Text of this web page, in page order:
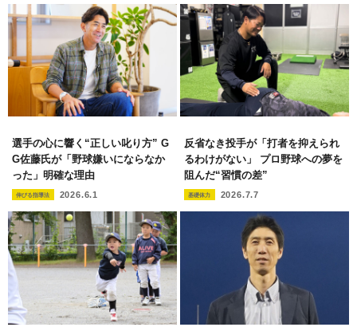
選手の心に響く“正しい叱り方” G
G佐藤氏が「野球嫌いにならなか
った」明確な理由
伸びる指導法 2026.6.1
反省なき投手が「打者を抑えられ
るわけがない」 プロ野球への夢を
阻んだ“習慣の差”
基礎体力 2026.7.7